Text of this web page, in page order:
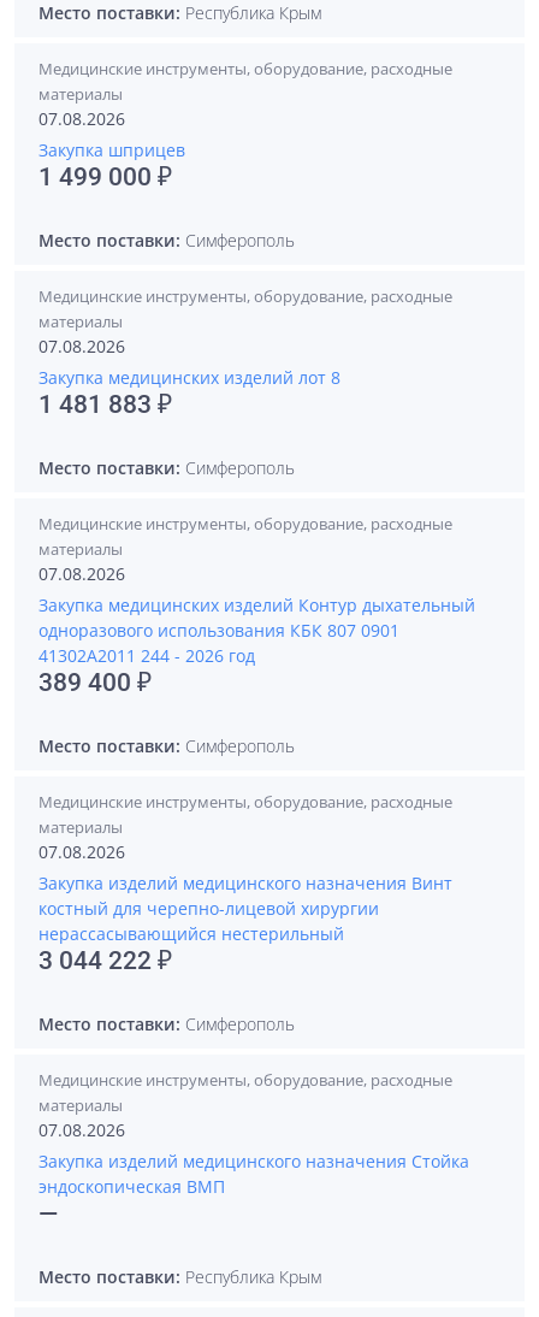
Место поставки: Республика Крым
Медицинские инструменты, оборудование, расходные
материалы
07.08.2026
Закупка шприцев
1 499 000 ₽
Место поставки: Симферополь
Медицинские инструменты, оборудование, расходные
материалы
07.08.2026
Закупка медицинских изделий лот 8
1 481 883 ₽
Место поставки: Симферополь
Медицинские инструменты, оборудование, расходные
материалы
07.08.2026
Закупка медицинских изделий Контур дыхательный
одноразового использования КБК 807 0901
41302А2011 244 - 2026 год
389 400 ₽
Место поставки: Симферополь
Медицинские инструменты, оборудование, расходные
материалы
07.08.2026
Закупка изделий медицинского назначения Винт
костный для черепно-лицевой хирургии
нерассасывающийся нестерильный
3 044 222 ₽
Место поставки: Симферополь
Медицинские инструменты, оборудование, расходные
материалы
07.08.2026
Закупка изделий медицинского назначения Стойка
эндоскопическая ВМП
—
Место поставки: Республика Крым